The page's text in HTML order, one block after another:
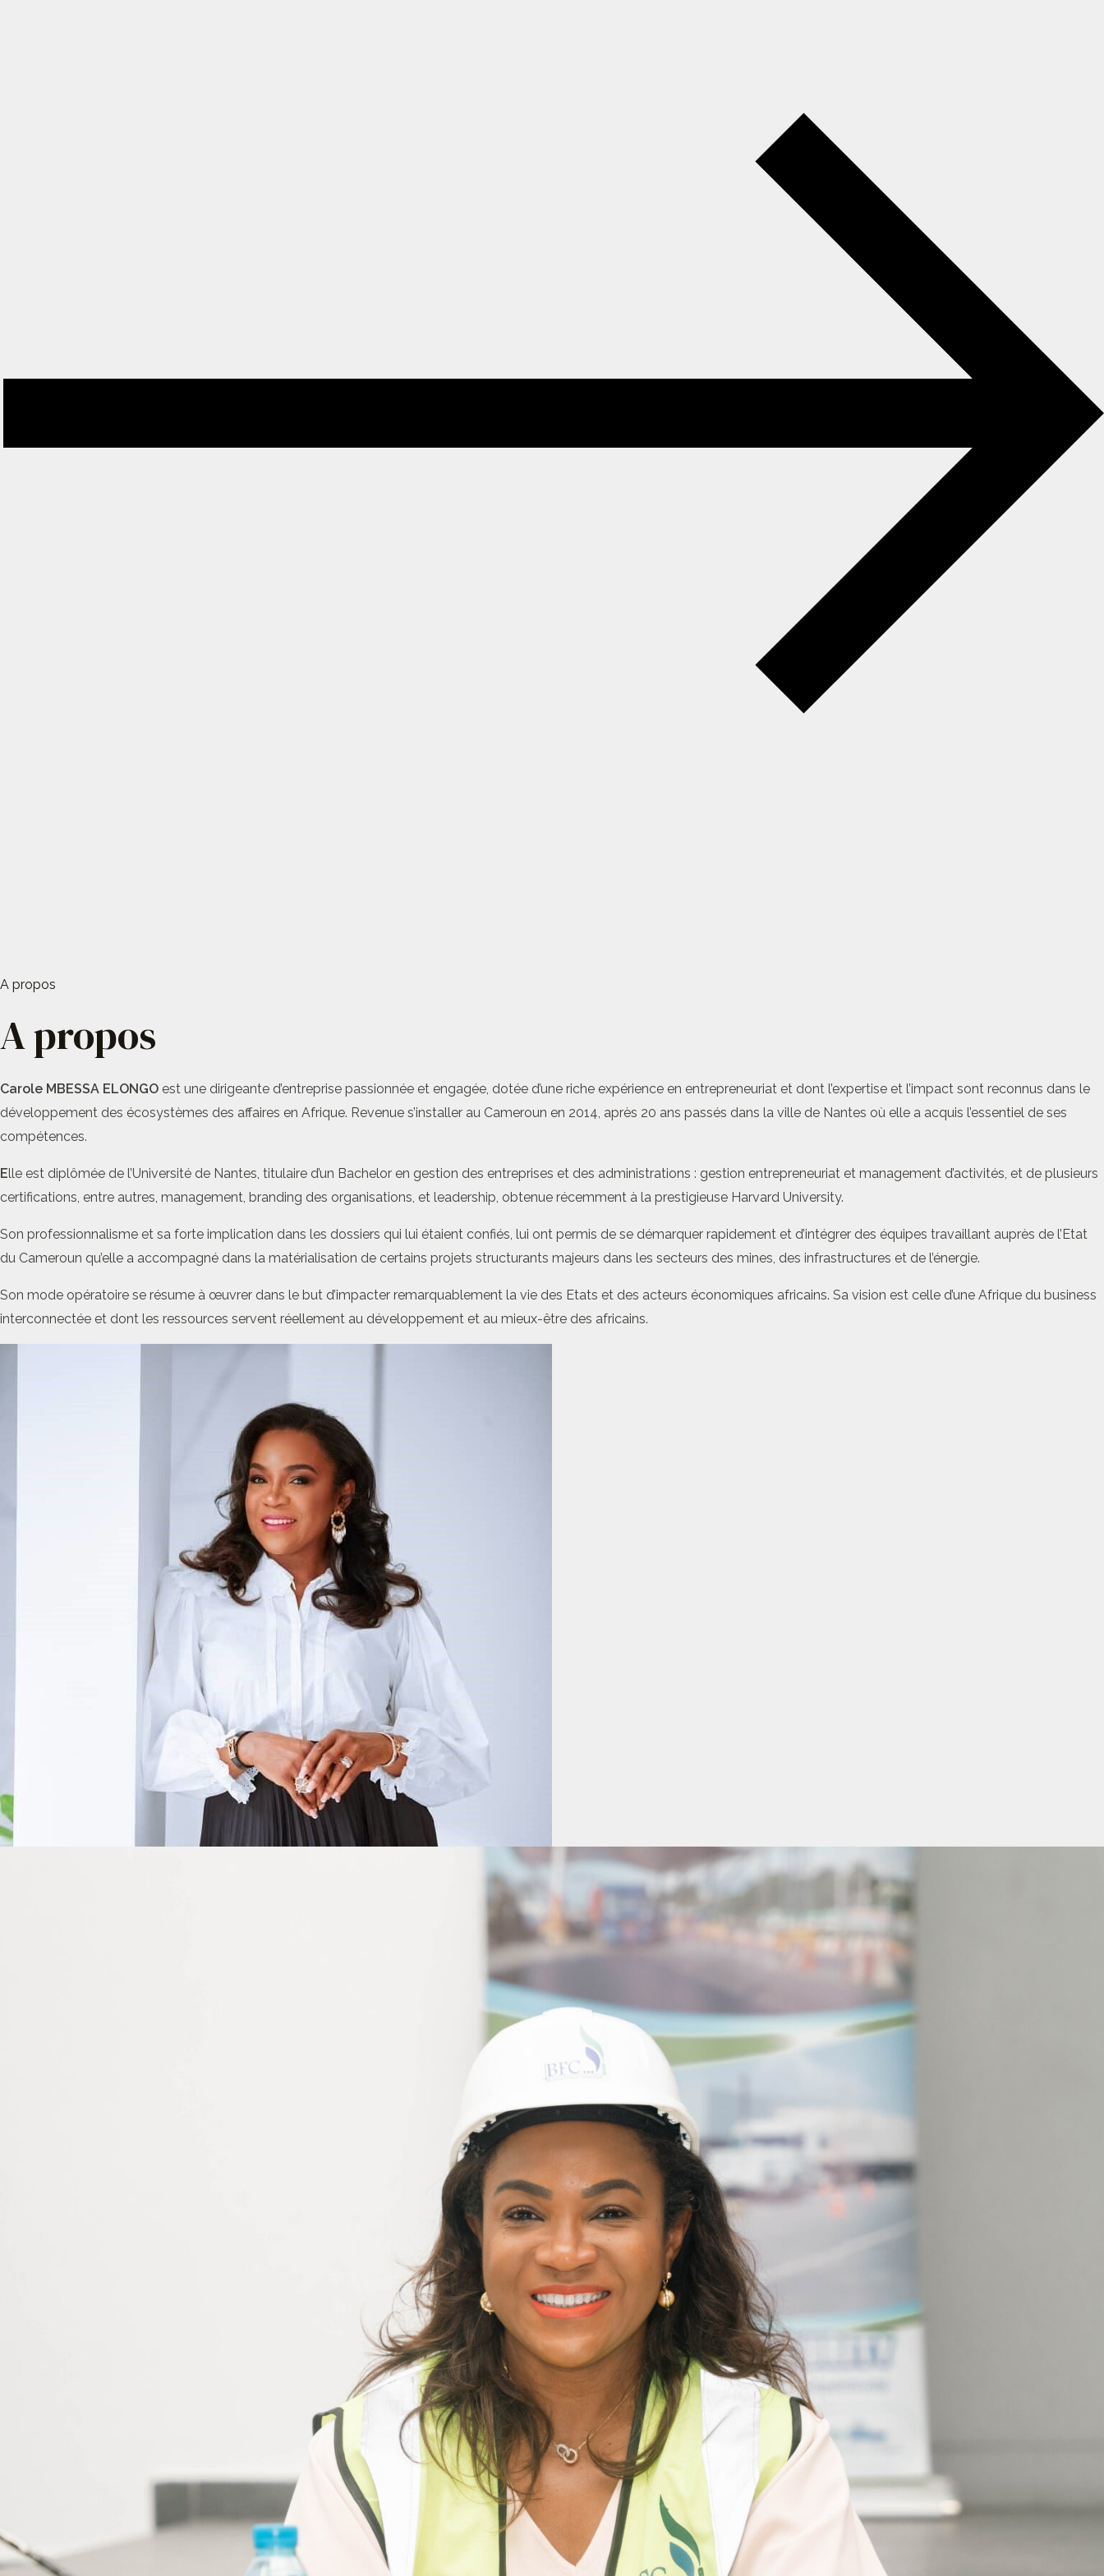
A propos
A propos
Carole MBESSA ELONGO est une dirigeante d’entreprise passionnée et engagée, dotée d’une riche expérience en entrepreneuriat et dont l’expertise et l’impact sont reconnus dans le
développement des écosystèmes des affaires en Afrique. Revenue s’installer au Cameroun en 2014, après 20 ans passés dans la ville de Nantes où elle a acquis l’essentiel de ses
compétences.
Elle est diplômée de l’Université de Nantes, titulaire d’un Bachelor en gestion des entreprises et des administrations : gestion entrepreneuriat et management d’activités, et de plusieurs
certifications, entre autres, management, branding des organisations, et leadership, obtenue récemment à la prestigieuse Harvard University.
Son professionnalisme et sa forte implication dans les dossiers qui lui étaient confiés, lui ont permis de se démarquer rapidement et d’intégrer des équipes travaillant auprès de l’Etat
du Cameroun qu’elle a accompagné dans la matérialisation de certains projets structurants majeurs dans les secteurs des mines, des infrastructures et de l’énergie.
Son mode opératoire se résume à œuvrer dans le but d’impacter remarquablement la vie des Etats et des acteurs économiques africains. Sa vision est celle d’une Afrique du business
interconnectée et dont les ressources servent réellement au développement et au mieux-être des africains.